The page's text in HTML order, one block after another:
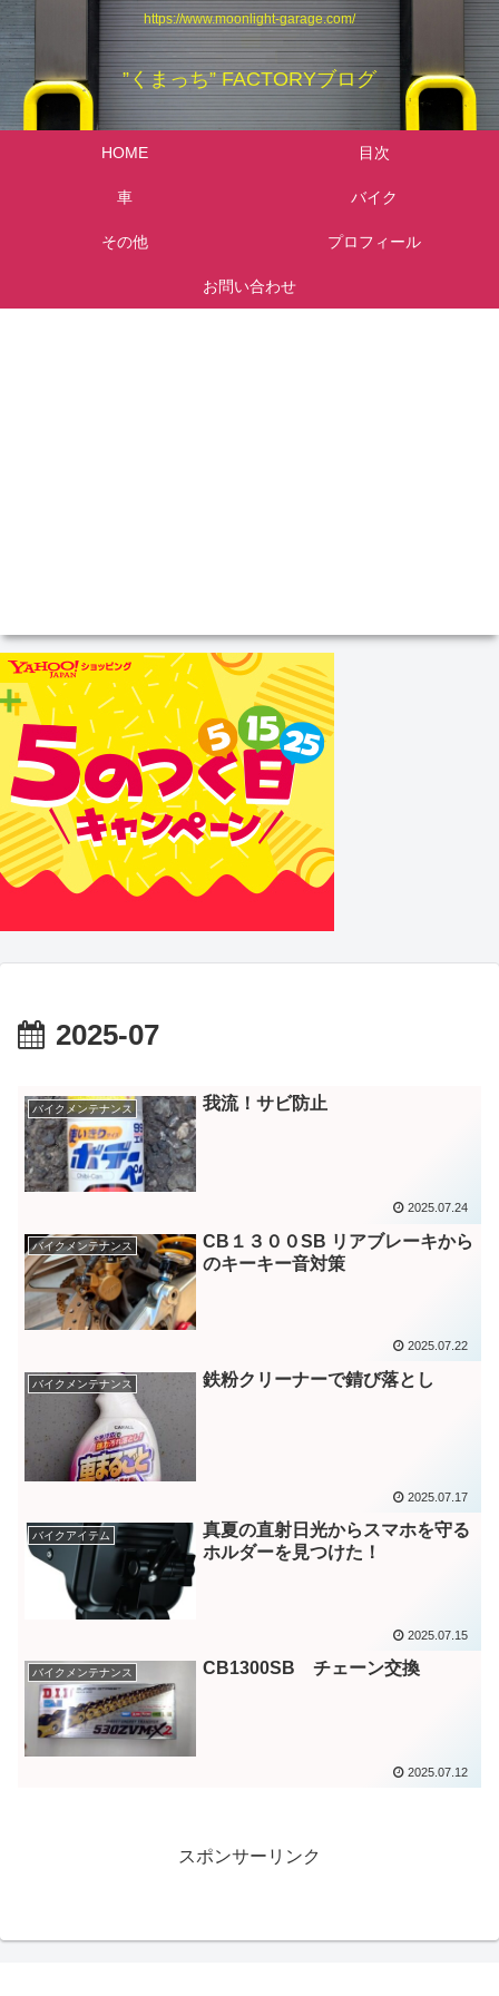
https://www.moonlight-garage.com/
”くまっち” FACTORYブログ
HOME 目次
車 バイク
その他 プロフィール
お問い合わせ
2025-07
バイクメンテナンス 我流！サビ防止
2025.07.24
バイクメンテナンス
CB１３００SB リアブレーキから
のキーキー音対策
2025.07.22
バイクメンテナンス 鉄粉クリーナーで錆び落とし
2025.07.17
バイクアイテム
真夏の直射日光からスマホを守る
ホルダーを見つけた！
2025.07.15
バイクメンテナンス CB1300SB チェーン交換
2025.07.12
スポンサーリンク